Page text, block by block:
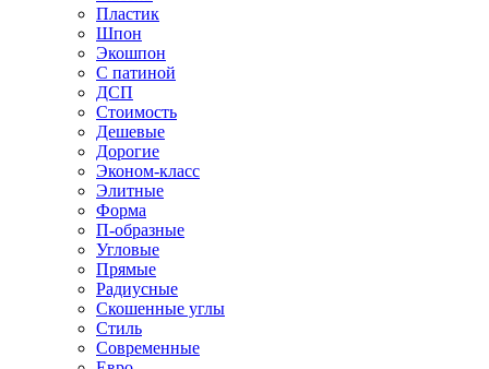
Пластик
Шпон
Экошпон
С патиной
ДСП
Стоимость
Дешевые
Дорогие
Эконом-класс
Элитные
Форма
П-образные
Угловые
Прямые
Радиусные
Скошенные углы
Стиль
Современные